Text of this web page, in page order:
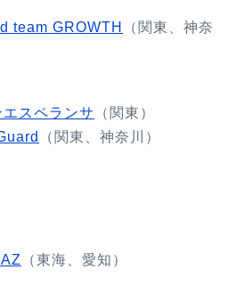
team GROWTH
（関東、神奈
スペランサ
（関東）
（関東、神奈川）
（東海、愛知）